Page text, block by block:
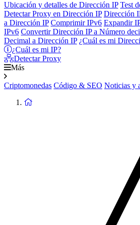
Ubicación y detalles de Dirección IP Test
Detectar Proxy en Dirección IP Dirección
a Dirección IP Comprimir IPv6 Expandir
IPv6 Convertir Dirección IP a Número
Decimal a Dirección IP ¿Cuál es mi
¿Cuál es mi IP?
Detectar Proxy
Más
Criptomonedas Código & SEO Noticias y